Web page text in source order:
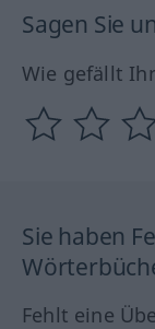
Sagen Sie
Wie gefällt
Sie haben
Fehlt eine